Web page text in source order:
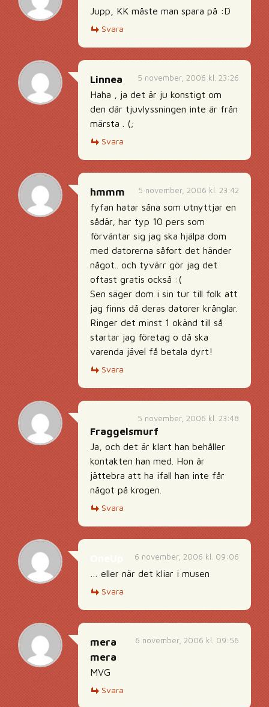
Jupp, KK måste man spara på :D
Svara
5 november, 2006 kl. 23:26
Linnea
Haha , ja det är ju konstigt om
den där tjuvlyssningen inte är från
märsta . (;
Svara
5 november, 2006 kl. 23:42
hmmm
fyfan hatar såna som utnyttjar en
sådär, har typ 10 pers som
förväntar sig jag ska hjälpa dom
med datorerna såfort det händer
något.. och tyvärr gör jag det
oftast gratis också :(
Sen säger dom i sin tur till folk att
jag finns då deras datorer krånglar.
Ringer det minst 1 okänd till så
startar jag företag o då ska
varenda jävel få betala dyrt!
Svara
5 november, 2006 kl. 23:48
Fraggelsmurf
Ja, och det är klart han behåller
kontakten han med. Hon är
jättebra att ha ifall han inte får
något på krogen.
Svara
6 november, 2006 kl. 09:06
… eller när det kliar i musen
Svara
6 november, 2006 kl. 09:56
mera
mera
MVG
Svara